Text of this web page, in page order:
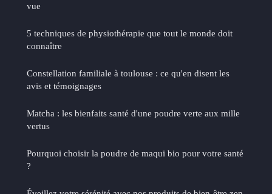
vue
5 techniques de physiothérapie que tout le monde doit
connaître
Constellation familiale à toulouse : ce qu'en disent les
avis et témoignages
Matcha : les bienfaits santé d'une poudre verte aux mille
vertus
Pourquoi choisir la poudre de maqui bio pour votre santé
?